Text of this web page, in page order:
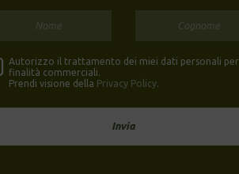
Autorizzo il trattamento dei miei dati personali per
finalità commerciali.
Prendi visione della Privacy Policy